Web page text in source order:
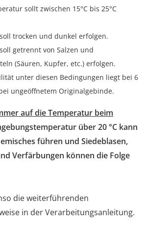
sollt zwischen 15°C bis 25°C
trocken und dunkel erfolgen.
getrennt von Salzen und
(Säuren, Kupfer, etc.) erfolgen.
unter diesen Bedingungen liegt bei 6
ungeöffnetem Originalgebinde.
auf die Temperatur beim
über 20 °C kann
führen und Siedeblasen,
Verfärbungen können die Folge
die weiterführenden
in der Verarbeitungsanleitung.